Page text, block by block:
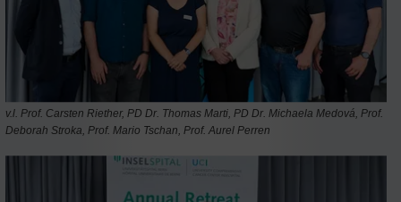
v.l. Prof. Carsten Riether, PD Dr. Thomas Marti, PD Dr. Michaela Medová, Prof.
Deborah Stroka, Prof. Mario Tschan, Prof. Aurel Perren